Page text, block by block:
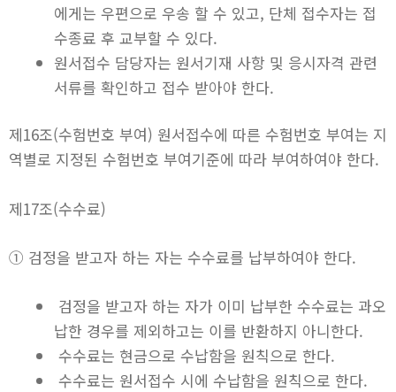
에게는 우편으로 우송 할 수 있고, 단체 접수자는 접
수종료 후 교부할 수 있다.
원서접수 담당자는 원서기재 사항 및 응시자격 관련
서류를 확인하고 접수 받아야 한다.
제16조(수험번호 부여) 원서접수에 따른 수험번호 부여는 지
역별로 지정된 수험번호 부여기준에 따라 부여하여야 한다.
제17조(수수료)
① 검정을 받고자 하는 자는 수수료를 납부하여야 한다.
검정을 받고자 하는 자가 이미 납부한 수수료는 과오
납한 경우를 제외하고는 이를 반환하지 아니한다.
수수료는 현금으로 수납함을 원칙으로 한다.
수수료는 원서접수 시에 수납함을 원칙으로 한다.